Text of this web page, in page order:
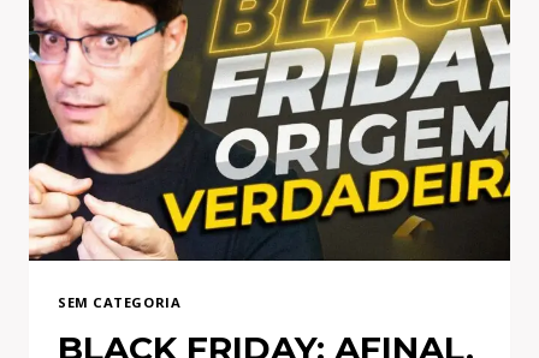
PREJUÍZO
DO
CATAR
NESSA
COPA DO MUNDO?!
SEM CATEGORIA
BLACK FRIDAY: AFINAL,